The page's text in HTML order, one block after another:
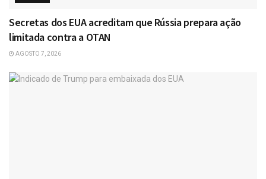
Secretas dos EUA acreditam que Rússia prepara ação
limitada contra a OTAN
AGOSTO 7, 2026